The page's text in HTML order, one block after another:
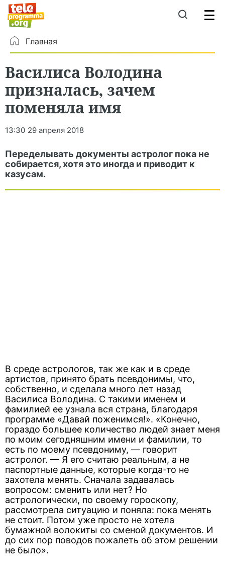
Главная
Василиса Володина
призналась, зачем
поменяла имя
13:30 29 апреля 2018
Переделывать документы астролог пока не
собирается, хотя это иногда и приводит к
казусам.
В среде астрологов, так же как и в среде
артистов, принято брать псевдонимы, что,
собственно, и сделала много лет назад
Василиса Володина. С такими именем и
фамилией ее узнала вся страна, благодаря
программе «Давай поженимся!». «Конечно,
гораздо большее количество людей знает меня
по моим сегодняшним имени и фамилии, то
есть по моему псевдониму, — говорит
астролог. — Я его считаю реальным, а не
паспортные данные, которые когда-то не
захотела менять. Сначала задавалась
вопросом: сменить или нет? Но
астрологически, по своему гороскопу,
рассмотрела ситуацию и поняла: пока менять
не стоит. Потом уже просто не хотела
бумажной волокиты со сменой документов. И
до сих пор поводов пожалеть об этом решении
не было».